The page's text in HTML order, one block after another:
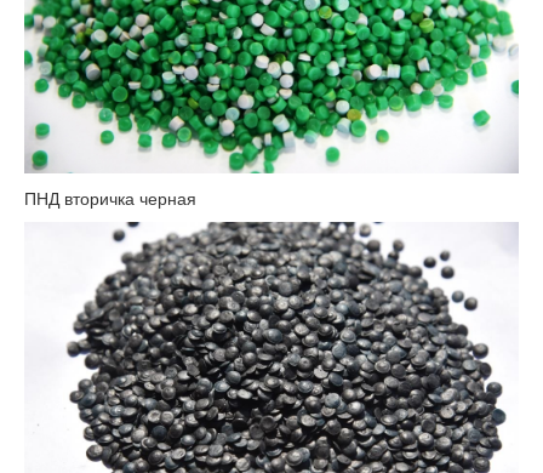
ПНД вторичка черная